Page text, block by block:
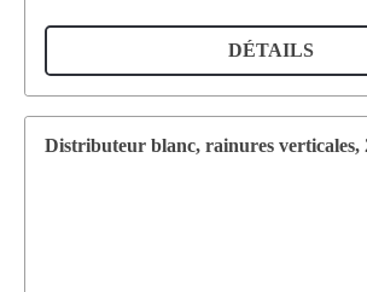
DÉTAILS
Distributeur blanc, rainures verticales,